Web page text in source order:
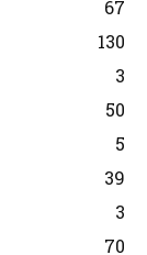
67
130
3
50
5
39
3
70